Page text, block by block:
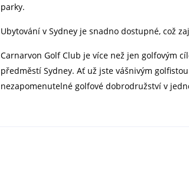
parky.
Ubytování v Sydney je snadno dostupné, což
Carnarvon Golf Club je více než jen golfovým
předměstí Sydney. Ať už jste vášnivým
nezapomenutelné golfové dobrodružství v